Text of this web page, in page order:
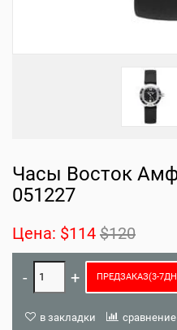
Часы Восток
051227
Цена: $114 $120
ПРЕДЗАКАЗ(3-
в закладки сравнение